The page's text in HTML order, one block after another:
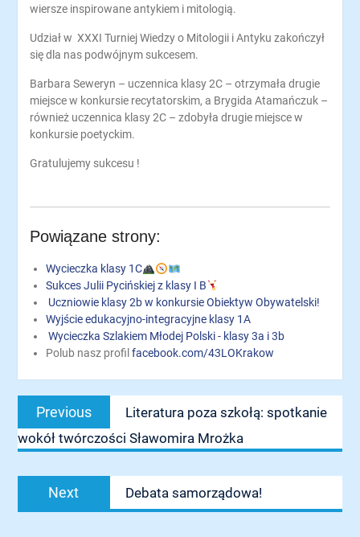
wiersze inspirowane antykiem i mitologią.
Udział w XXXI Turniej Wiedzy o Mitologii i Antyku zakończył
się dla nas podwójnym sukcesem.
Barbara Seweryn – uczennica klasy 2C – otrzymała drugie
miejsce w konkursie recytatorskim, a Brygida Atamańczuk –
również uczennica klasy 2C – zdobyła drugie miejsce w
konkursie poetyckim.
Gratulujemy sukcesu !
Powiązane strony:
Wycieczka klasy 1C
Sukces Julii Pycińskiej z klasy I B
Uczniowie klasy 2b w konkursie Obiektyw Obywatelski!
Wyjście edukacyjno-integracyjne klasy 1A
Wycieczka Szlakiem Młodej Polski - klasy 3a i 3b
Polub nasz profil facebook.com/43LOKrakow
Nawigacja
wpisu
Previous
Previous
post:
Literatura poza szkołą: spotkanie
wokół twórczości Sławomira Mrożka
Next
Next
post:
Debata samorządowa!